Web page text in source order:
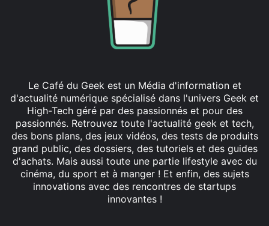
Le Café du Geek est un Média d'information et
d'actualité numérique spécialisé dans l'univers Geek et
High-Tech géré par des passionnés et pour des
passionnés. Retrouvez toute l'actualité geek et tech,
des bons plans, des jeux vidéos, des tests de produits
grand public, des dossiers, des tutoriels et des guides
d'achats. Mais aussi toute une partie lifestyle avec du
cinéma, du sport et à manger ! Et enfin, des sujets
innovations avec des rencontres de startups
innovantes !